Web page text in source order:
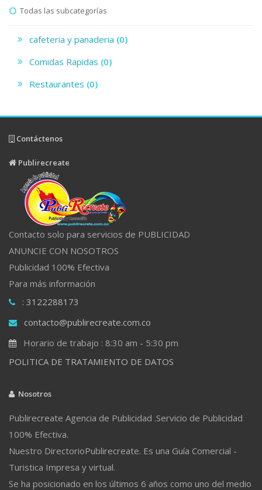
Todas las subcategorías
cafeteria y panaderia
(0)
Comidas Rapidas
(0)
Restaurantes
(0)
Contáctenos
Publirecreate
Contacto solo para servicios de PUBLICIDAD
ANUNCIE CON NOSOTROS
Publicidad 100% Efectiva
Para más información
: 3122288173
contacto@publirecreate.com.co
Horario de trabajo : 8:30 am - 5:30 pm
POLITICA DE TRATAMIENTO DE DATOS
Nosotros
Publirecreate Agencia de Publicidad .Servicio de Publicidad
100% Efectiva.
Nuestro DirectorioPublirecreate. Es una Guía Comercial -
Turistica Impresa y virtual.
Se ha posicionado en los últimos 6 años como uno del medio